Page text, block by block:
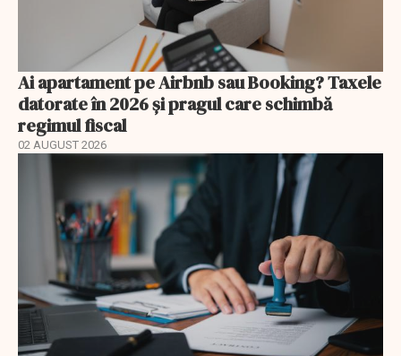
Ai apartament pe Airbnb sau Booking? Taxele
datorate în 2026 și pragul care schimbă
regimul fiscal
02 AUGUST 2026